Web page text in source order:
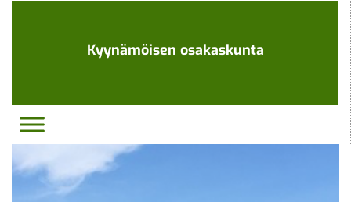
Kyynämöisen osakaskunta